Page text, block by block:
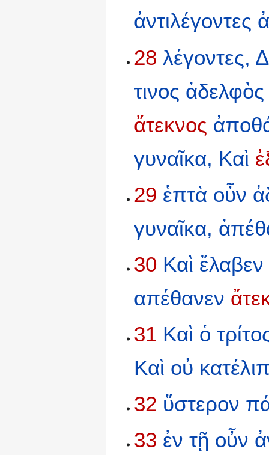
ἀντιλέγοντες
28 λέγοντες,
τινος ἀδελφὸς
ἄτεκνος
γυναῖκα, Καὶ
29 ἑπτὰ οὖν
γυναῖκα,
30 Καὶ ἔλαβεν
απέθανεν
31 Καὶ ὁ
Καὶ οὐ
32 ὕστερον
33 ἐν τῇ οὖν